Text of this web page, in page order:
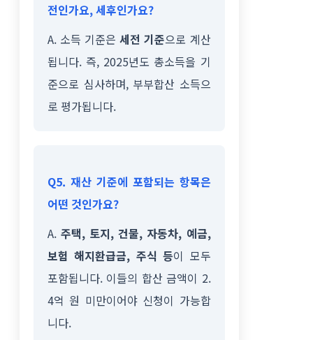
전인가요, 세후인가요?
A. 소득 기준은세전 기준으로 계산
됩니다. 즉, 2025년도 총소득을 기
준으로 심사하며, 부부합산 소득으
로 평가됩니다.
Q5. 재산 기준에 포함되는 항목은
어떤 것인가요?
A.주택, 토지, 건물, 자동차, 예금,
보험 해지환급금, 주식 등이 모두
포함됩니다. 이들의 합산 금액이 2.
4억 원 미만이어야 신청이 가능합
니다.